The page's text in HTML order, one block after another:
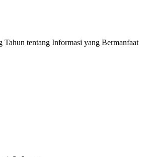
Tahun tentang Informasi yang Bermanfaat